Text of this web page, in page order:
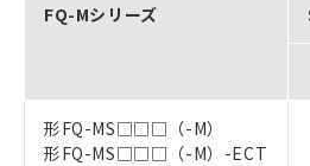
FQ-Mシリーズ
形FQ-MS□□□（-M）
形FQ-MS□□□（-M）-ECT